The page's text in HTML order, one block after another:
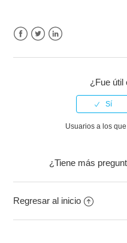
¿Fue útil
Usuarios a los
¿Tiene más
Regresar al inicio